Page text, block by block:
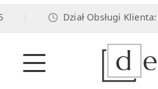
Dział Obsługi Klienta: